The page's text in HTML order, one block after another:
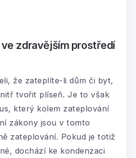
zdravějším prostředí
že zateplíte-li dům či byt,
tvořit plíseň. Je to však
který kolem zateplování
zákony jsou v tomto
zateplování. Pokud je totiž
dochází ke kondenzaci